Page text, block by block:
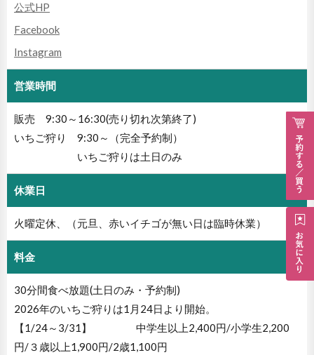
公式HP
Facebook
Instagram
営業時間
販売 9:30～16:30(売り切れ次第終了)
いちご狩り 9:30～（完全予約制）
いちご狩りは土日のみ
休業日
火曜定休、（元旦、赤いイチゴが無い日は臨時休業）
料金
30分間食べ放題(土日のみ・予約制)
2026年のいちご狩りは1月24日より開始。
【1/24～3/31】 中学生以上2,400円/小学生2,200
円/３歳以上1,900円/2歳1,100円